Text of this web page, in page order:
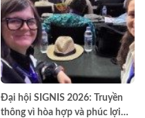
Đại hội SIGNIS 2026: Truyền
thông vì hòa hợp và phúc lợi